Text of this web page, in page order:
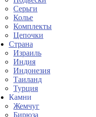
Серьги
Колье
Комплекты
Цепочки
Страна
Израиль
Индия
Индонезия
Таиланд
Турция
Камни
Жемчуг
Бирюза